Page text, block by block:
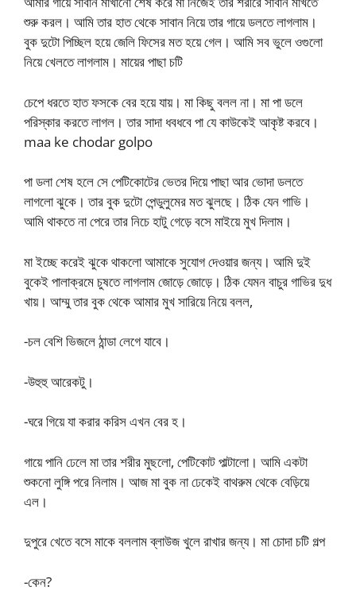
শুরু করল। আমি তার হাত থেকে সাবান নিয়ে তার গায়ে ডলতে লাগলাম।
বুক দুটো পিচ্ছিল হয়ে জেলি ফিসের মত হয়ে গেল। আমি সব ভুলে ওগুলো
নিয়ে খেলতে লাগলাম। মায়ের পাছা চটি
চেপে ধরতে হাত ফসকে বের হয়ে যায়। মা কিছু বলল না। মা পা ডলে
পরিস্কার করতে লাগল। তার সাদা ধবধবে পা যে কাউকেই আকৃষ্ট করবে।
maa ke chodar golpo
পা ডলা শেষ হলে সে পেটিকোটের ভেতর দিয়ে পাছা আর ভোদা ডলতে
লাগলো ঝুকে। তার বুক দুটো পেন্ডুলুমের মত ঝুলছে। ঠিক যেন গাভি।
আমি থাকতে না পেরে তার নিচে হাটু গেড়ে বসে মাইয়ে মুখ দিলাম।
মা ইচ্ছে করেই ঝুকে থাকলো আমাকে সুযোগ দেওয়ার জন্য। আমি দুই
বুকেই পালাক্রমে চুষতে লাগলাম জোড়ে জোড়ে। ঠিক যেমন বাচুর গাভির দুধ
খায়। আম্মু তার বুক থেকে আমার মুখ সারিয়ে নিয়ে বলল,
-চল বেশি ভিজলে ঠান্ডা লেগে যাবে।
-উহুহু আরেকটু।
-ঘরে গিয়ে যা করার করিস এখন বের হ।
গায়ে পানি ঢেলে মা তার শরীর মুছলো, পেটিকোট পাল্টালো। আমি একটা
শুকনো লুঙ্গি পরে নিলাম। আজ মা বুক না ঢেকেই বাথরুম থেকে বেড়িয়ে
এল।
দুপুরে খেতে বসে মাকে বললাম ব্লাউজ খুলে রাখার জন্য। মা চোদা চটি গল্প
-কেন?